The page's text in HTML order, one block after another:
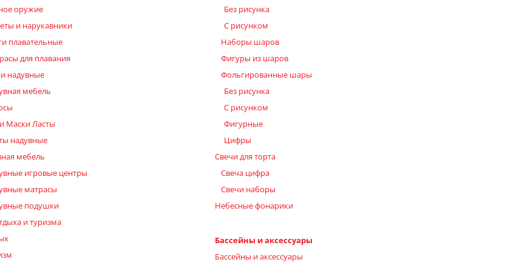
оружие
и нарукавники
плавательные
для плавания
надувные
мебель
Маски Ласты
надувные
мебель
игровые центры
матрасы
подушки
и туризма
Без рисунка
С рисунком
Наборы шаров
Фигуры из шаров
Фольгированные шары
Без рисунка
С рисунком
Фигурные
Цифры
Свечи для торта
Свеча цифра
Свечи наборы
Небесные фонарики
Бассейны и аксессуары
Бассейны и аксессуары